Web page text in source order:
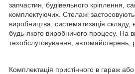
запчастин, будівельного кріплення,
комплектуючих. Стелажі
виробництва, систематизація
будь-якого виробничого процесу. На
техобслуговування, автомайстерень,
Комплектація пристінного в гараж